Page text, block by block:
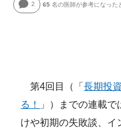
2 65 名の医師が参考になった
第4回目（「長期投
る！
」）までの連載
けや初期の失敗談、イ